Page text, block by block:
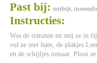
Past bij: ontbijt,
Instructies:
Was de tomaten en snij ze in
vul ze met ham, de plakjes
en de schijfjes tomaat. Plooi